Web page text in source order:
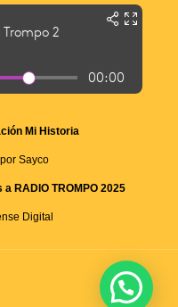
Mi Historia
Sayco
RADIO TROMPO 2025
Digital